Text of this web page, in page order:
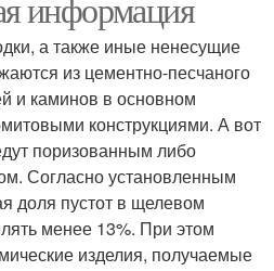
Облицовочный кирпич
Строительные кирпичи
Кирпич в
а также иные ненесущие
из цементно-песчаного
и каминов в основном
конструкциями. А вот
поризованным либо
Согласно установленным
доля пустот в щелевом
менее 13%. При этом
изделия, получаемые